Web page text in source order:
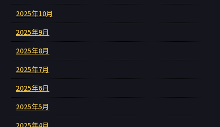
2025年10月
2025年9月
2025年8月
2025年7月
2025年6月
2025年5月
2025年4月